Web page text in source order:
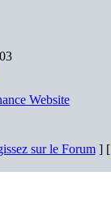
Website
sur le Forum] [